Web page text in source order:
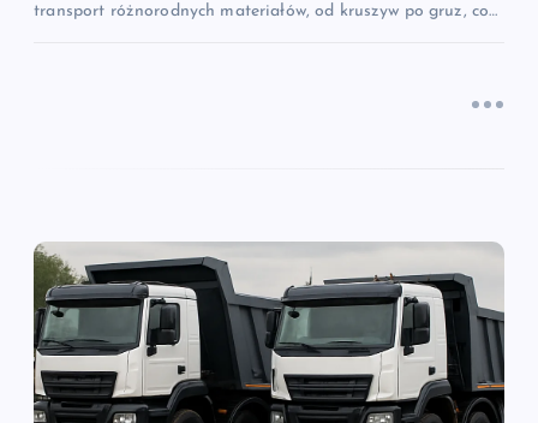
transport różnorodnych materiałów, od kruszyw po gruz, co…